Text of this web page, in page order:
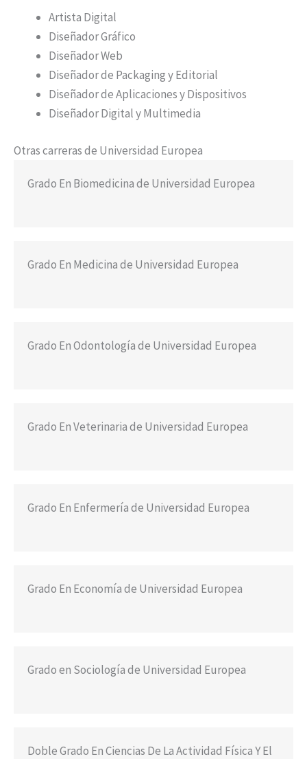
Artista Digital
Diseñador Gráfico
Diseñador Web
Diseñador de Packaging y Editorial
Diseñador de Aplicaciones y Dispositivos
Diseñador Digital y Multimedia
Otras carreras de Universidad Europea
Grado En Biomedicina de Universidad Europea
Grado En Medicina de Universidad Europea
Grado En Odontología de Universidad Europea
Grado En Veterinaria de Universidad Europea
Grado En Enfermería de Universidad Europea
Grado En Economía de Universidad Europea
Grado en Sociología de Universidad Europea
Doble Grado En Ciencias De La Actividad Física Y El